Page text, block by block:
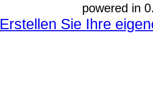
powered in
Erstellen Sie Ihre